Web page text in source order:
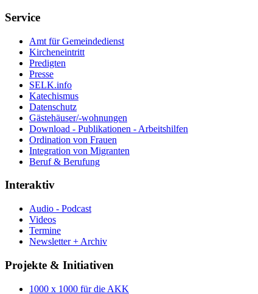
Service
Amt für Gemeindedienst
Kircheneintritt
Predigten
Presse
SELK.info
Katechismus
Datenschutz
Gästehäuser/-wohnungen
Download - Publikationen - Arbeitshilfen
Ordination von Frauen
Integration von Migranten
Beruf & Berufung
Interaktiv
Audio - Podcast
Videos
Termine
Newsletter + Archiv
Projekte & Initiativen
1000 x 1000 für die AKK